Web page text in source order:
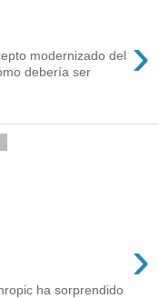
›
modernizado del
debería ser
›
ha sorprendido